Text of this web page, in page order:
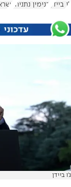
ג'ו ביידן בנימין נתניהו
ג'ו ביידן